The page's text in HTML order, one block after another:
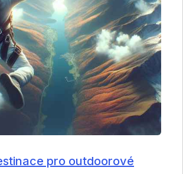
pro outdoorové